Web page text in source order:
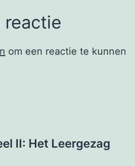
reactie
om een reactie te kunnen
II: Het Leergezag